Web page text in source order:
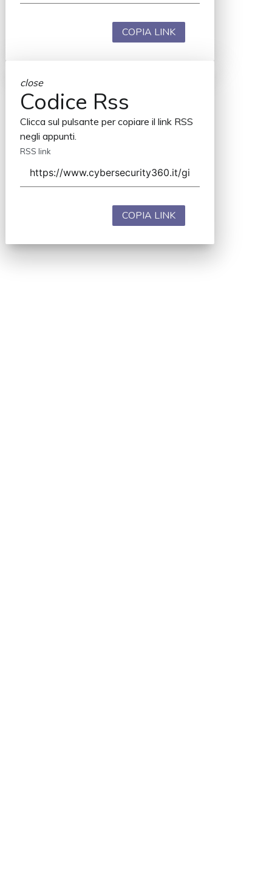
COPIA LINK
close
Codice Rss
Clicca sul pulsante per copiare il link RSS
negli appunti.
RSS link
COPIA LINK